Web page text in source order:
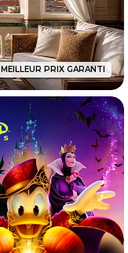
MEILLEUR PRIX GARANTI